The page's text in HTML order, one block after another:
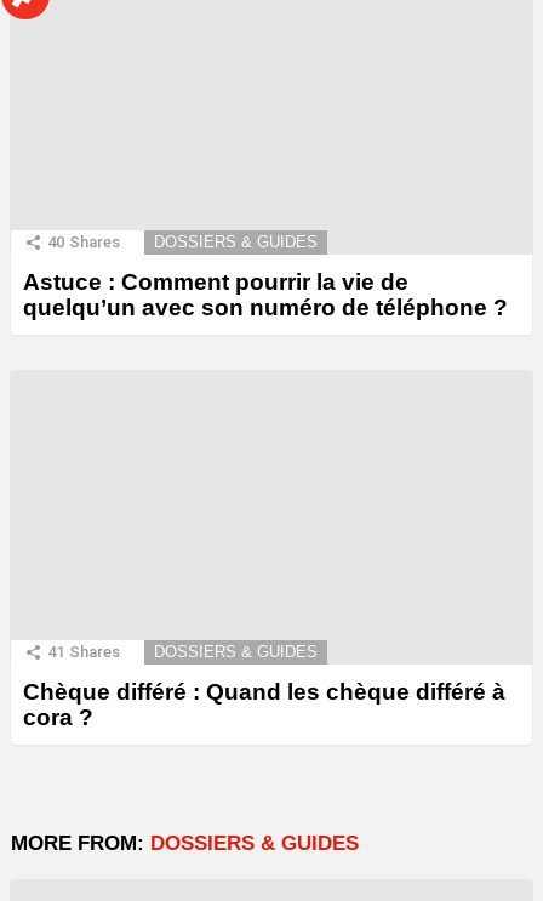
40 Shares DOSSIERS & GUIDES
Astuce : Comment pourrir la vie de
quelqu’un avec son numéro de téléphone ?
41 Shares DOSSIERS & GUIDES
Chèque différé : Quand les chèque différé à
cora ?
MORE FROM: DOSSIERS & GUIDES